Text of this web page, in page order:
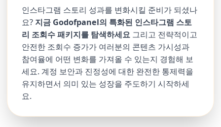
인스타그램 스토리 성과를 변화시킬 준비가 되셨나
요? 지금 Godofpanel의 특화된 인스타그램 스토
리 조회수 패키지를 탐색하세요 그리고 전략적이고
안전한 조회수 증가가 여러분의 콘텐츠 가시성과
참여율에 어떤 변화를 가져올 수 있는지 경험해 보
세요. 계정 보안과 진정성에 대한 완전한 통제력을
유지하면서 의미 있는 성장을 주도하기 시작하세
요.